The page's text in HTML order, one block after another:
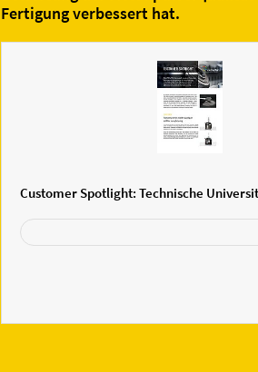
Fertigung verbessert hat.
Customer Spotlight: Technische